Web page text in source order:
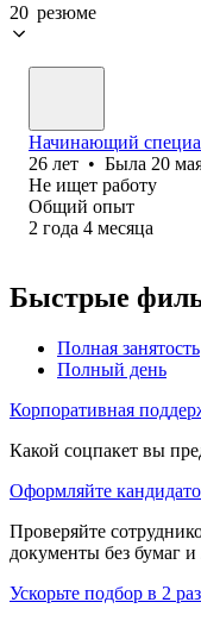
20 резюме
Начинающий
26 лет • Была 20
Не ищет работу
Общий опыт
2 года 4 месяца
Быстрые
Полная занятость
Полный день
Корпоративная
Какой соцпакет вы
Оформляйте
Проверяйте
документы без бумаг
Ускорьте подбор в 2